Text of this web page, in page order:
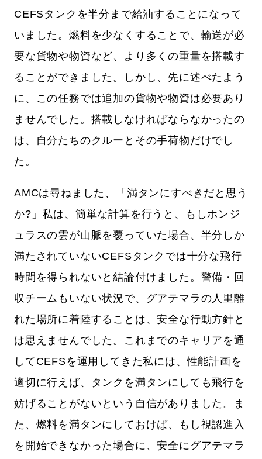
CEFSタンクを半分まで給油することになって
いました。燃料を少なくすることで、輸送が必
要な貨物や物資など、より多くの重量を搭載す
ることができました。しかし、先に述べたよう
に、この任務では追加の貨物や物資は必要あり
ませんでした。搭載しなければならなかったの
は、自分たちのクルーとその手荷物だけでし
た。
AMCは尋ねました、「満タンにすべきだと思う
か?」私は、簡単な計算を行うと、もしホンジ
ュラスの雲が山脈を覆っていた場合、半分しか
満たされていないCEFSタンクでは十分な飛行
時間を得られないと結論付けました。警備・回
収チームもいない状況で、グアテマラの人里離
れた場所に着陸することは、安全な行動方針と
は思えませんでした。これまでのキャリアを通
してCEFSを運用してきた私には、性能計画を
適切に行えば、タンクを満タンにしても飛行を
妨げることがないという自信がありました。ま
た、燃料を満タンにしておけば、もし視認進入
を開始できなかった場合に、安全にグアテマラ